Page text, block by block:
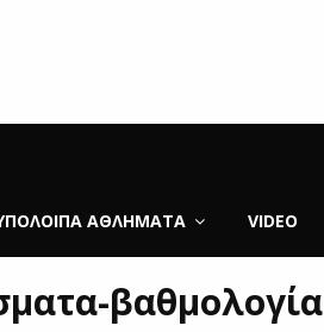
ΑΘΛΉΜΑΤΑ VIDEO
βαθμολογία